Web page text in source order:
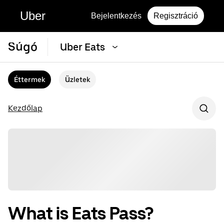
Uber Bejelentkezés Regisztráció
Súgó Uber Eats
Éttermek Üzletek
Kezdőlap
What is Eats Pass?